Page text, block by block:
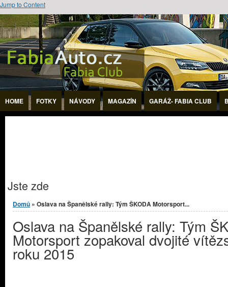
Jump to Content
HOME FOTKY NÁVODY MAGAZÍN GARÁŽ- FABIA CLUB
Jste zde
Domů » Oslava na Španělské rally: Tým ŠKODA Motorsport...
Oslava na Španělské rally: Tým
Motorsport zopakoval dvojité
roku 2015